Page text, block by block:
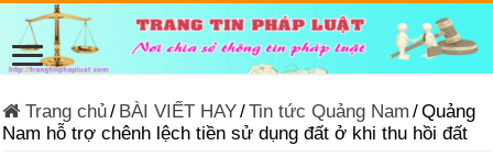
Trang chủ/ BÀI VIẾT HAY/Tin tức Quảng Nam /Quảng
Nam hỗ trợ chênh lệch tiền sử dụng đất ở khi thu hồi đất